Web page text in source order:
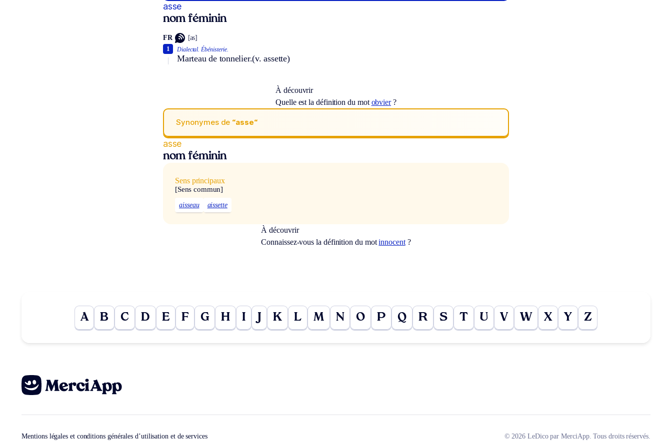
asse
nom féminin
FR [as]
Dialectal. Ébénisterie.
Marteau de tonnelier.(v. assette)
1
À découvrir
Quelle est la définition du mot obvier?
Synonymes de “asse“
asse
nom féminin
Sens principaux
[Sens commun]
aisseau aissette
À découvrir
Connaissez-vous la définition du motinnocent?
A B C D E F G H I J K L M N O P Q R S T U V W X Y Z
Mentions légales et conditions générales d’utilisation et de services © 2026 LeDico par MerciApp. Tous droits réservés.